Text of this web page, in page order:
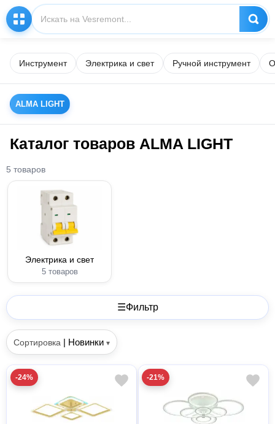
Инструмент Электрика и свет Ручной инструмент
ALMA LIGHT
Каталог товаров ALMA LIGHT
5 товаров
Электрика и свет
5 товаров
☰Фильтр
Сортировка | Новинки ▾
-24% -21%